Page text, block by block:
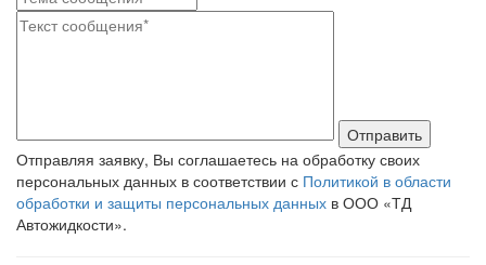
Отправить
Отправляя заявку, Вы соглашаетесь на обработку своих
персональных данных в соответствии с Политикой в области
обработки и защиты персональных данных в ООО «ТД
Автожидкости».